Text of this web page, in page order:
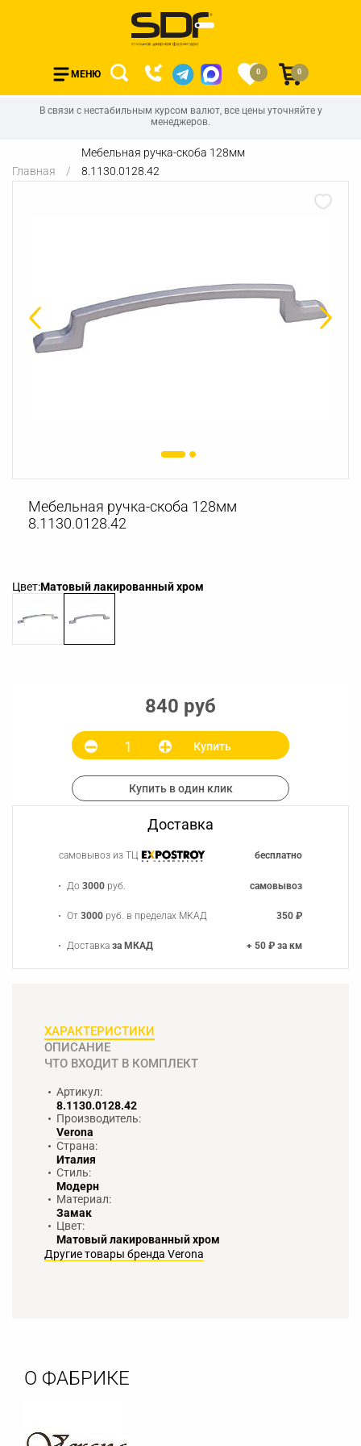
МЕНЮ 0 0
В связи с нестабильным курсом валют, все цены уточняйте у
менеджеров.
Главная
Мебельная ручка-скоба 128мм
8.1130.0128.42
Мебельная ручка-скоба 128мм
8.1130.0128.42
Цвет:Матовый лакированный хром
840 руб
Купить
Купить в один клик
Доставка
самовывоз из ТЦ бесплатно
До3000 руб. самовывоз
От3000 руб. в пределах МКАД 350 ₽
Доставказа МКАД + 50 ₽ за км
ХАРАКТЕРИСТИКИ
ОПИСАНИЕ
ЧТО ВХОДИТ В КОМПЛЕКТ
Артикул:
8.1130.0128.42
Производитель:
Verona
Страна:
Италия
Стиль:
Модерн
Материал:
Замак
Цвет:
Матовый лакированный хром
Другие товары бренда Verona
О ФАБРИКЕ